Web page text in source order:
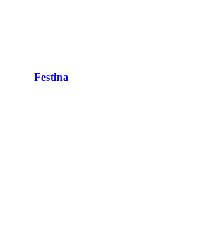
Festina